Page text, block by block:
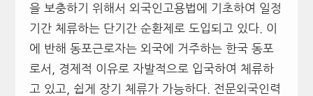
을 보충하기 위해서 외국인고용법에 기초하여 일정
기간 체류하는 단기간 순환제로 도입되고 있다. 이
에 반해 동포근로자는 외국에 거주하는 한국 동포
로서, 경제적 이유로 자발적으로 입국하여 체류하
고 있고, 쉽게 장기 체류가 가능하다. 전문외국인력